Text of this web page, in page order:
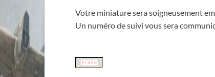
Votre miniature sera soigneusement
Un numéro de suivi vous sera